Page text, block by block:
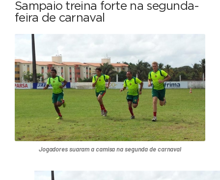
Sampaio treina forte na segunda-
feira de carnaval
Jogadores suaram a camisa na segunda de carnaval